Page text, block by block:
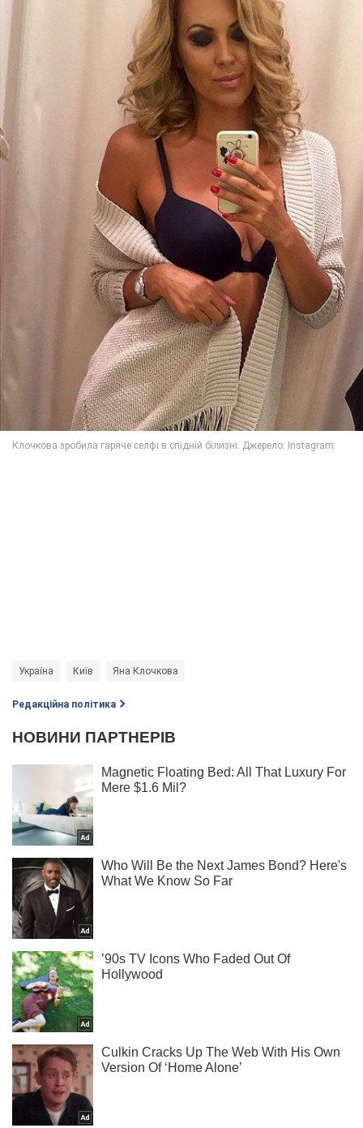
Україна Київ Яна Клочкова
Редакційна політика